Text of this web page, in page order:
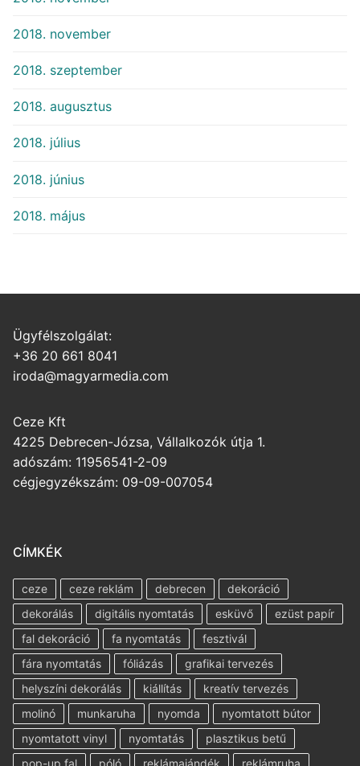
2018. november
2018. szeptember
2018. augusztus
2018. július
2018. június
2018. május
Ügyfélszolgálat:
+36 20 661 8041
iroda@magyarmedia.com
Ceze Kft
4225 Debrecen-Józsa, Vállalkozók útja 1.
adószám: 11956541-2-09
cégjegyzékszám: 09-09-007054
CÍMKÉK
ceze ceze reklám debrecen
dekoráció
dekorálás
digitális nyomtatás esküvő
ezüst papír
fal dekoráció
fa nyomtatás
fesztivál
fára nyomtatás
fóliázás
grafikai tervezés
helyszíni dekorálás
kiállítás
kreatív tervezés
molinó
munkaruha nyomda
nyomtatott bútor
nyomtatott vinyl
nyomtatás
plasztikus betű